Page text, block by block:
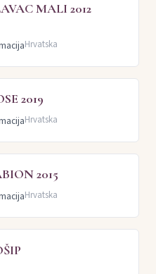
MALI 2012
Hrvatska
2019
Hrvatska
2015
Hrvatska